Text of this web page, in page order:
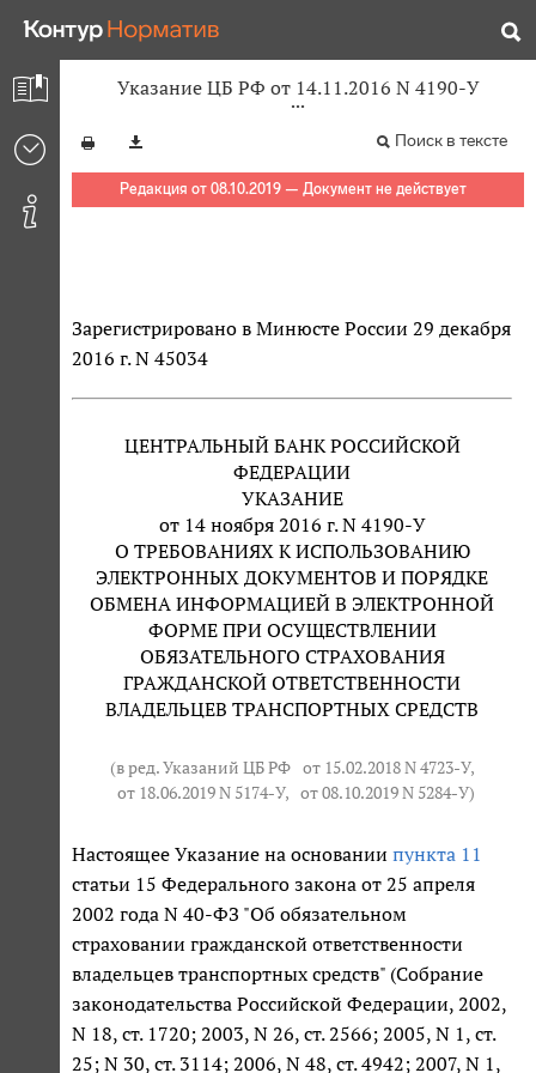
Указание ЦБ РФ от 14.11.2016 N 4190-У
Поиск в тексте
Редакция от 08.10.2019 — Документ не действует
Зарегистрировано в Минюсте России 29 декабря
2016 г. N 45034
ЦЕНТРАЛЬНЫЙ БАНК РОССИЙСКОЙ
ФЕДЕРАЦИИ
УКАЗАНИЕ
от 14 ноября 2016 г. N 4190-У
О ТРЕБОВАНИЯХ К ИСПОЛЬЗОВАНИЮ
ЭЛЕКТРОННЫХ ДОКУМЕНТОВ И ПОРЯДКЕ
ОБМЕНА ИНФОРМАЦИЕЙ В ЭЛЕКТРОННОЙ
ФОРМЕ ПРИ ОСУЩЕСТВЛЕНИИ
ОБЯЗАТЕЛЬНОГО СТРАХОВАНИЯ
ГРАЖДАНСКОЙ ОТВЕТСТВЕННОСТИ
ВЛАДЕЛЬЦЕВ ТРАНСПОРТНЫХ СРЕДСТВ
(в ред. Указаний ЦБ РФ от 15.02.2018 N 4723-У,
от 18.06.2019 N 5174-У, от 08.10.2019 N 5284-У)
Настоящее Указание на основании пункта 11
статьи 15 Федерального закона от 25 апреля
2002 года N 40-ФЗ "Об обязательном
страховании гражданской ответственности
владельцев транспортных средств" (Собрание
законодательства Российской Федерации, 2002,
N 18, ст. 1720; 2003, N 26, ст. 2566; 2005, N 1, ст.
25; N 30, ст. 3114; 2006, N 48, ст. 4942; 2007, N 1,